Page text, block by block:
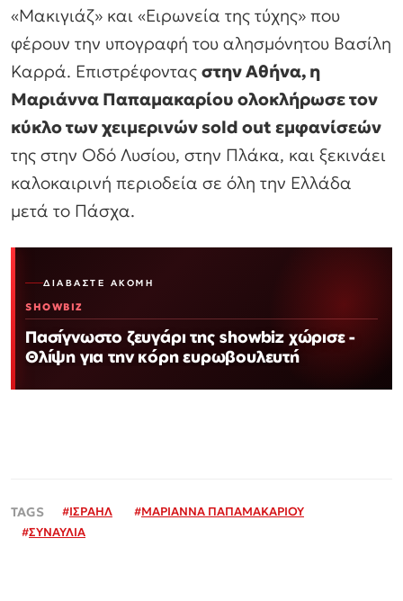
«Μακιγιάζ» και «Ειρωνεία της τύχης» που
φέρουν την υπογραφή του αλησμόνητου Βασίλη
Καρρά. Επιστρέφοντας στην Αθήνα, η
Μαριάννα Παπαμακαρίου ολοκλήρωσε τον
κύκλο των χειμερινών sold out εμφανίσεών
της στην Οδό Λυσίου, στην Πλάκα, και ξεκινάει
καλοκαιρινή περιοδεία σε όλη την Ελλάδα
μετά το Πάσχα.
ΔΙΑΒΆΣΤΕ ΑΚΌΜΗ
SHOWBIZ
Πασίγνωστο ζευγάρι της showbiz χώρισε -
Θλίψη για την κόρη ευρωβουλευτή
#ΙΣΡΑΗΛ #ΜΑΡΙΑΝΝΑ ΠΑΠΑΜΑΚΑΡΙΟΥ
#ΣΥΝΑΥΛΙΑ